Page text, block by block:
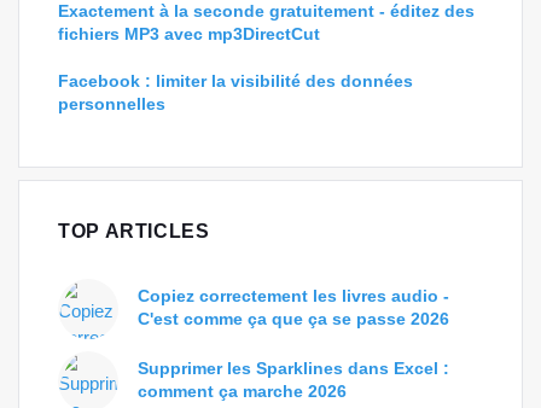
Exactement à la seconde gratuitement - éditez des
fichiers MP3 avec mp3DirectCut
Facebook : limiter la visibilité des données
personnelles
TOP ARTICLES
Copiez correctement les livres audio -
C'est comme ça que ça se passe 2026
Supprimer les Sparklines dans Excel :
comment ça marche 2026